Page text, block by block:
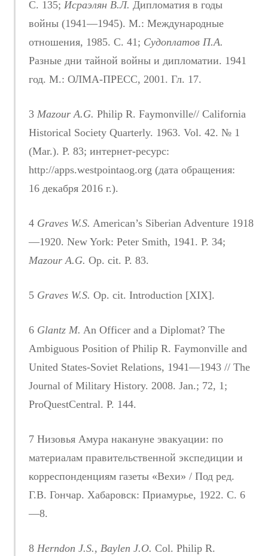
С. 135; Исраэлян В.Л. Дипломатия в годы
войны (1941—1945). М.: Международные
отношения, 1985. С. 41; Судоплатов П.А.
Разные дни тайной войны и дипломатии. 1941
год. М.: ОЛМА-ПРЕСС, 2001. Гл. 17.
3 Mazour A.G. Philip R. Faymonville// California
Historical Society Quarterly. 1963. Vol. 42. № 1
(Mar.). Р. 83; интернет-ресурс:
http://apps.westpointaog.org (дата обращения:
16 декабря 2016 г.).
4 Graves W.S. American’s Siberian Adventure 1918
—1920. New York: Peter Smith, 1941. Р. 34;
Mazour A.G. Op. cit. P. 83.
5 Graves W.S. Op. cit. Introduction [XIX].
6 Glantz M. An Officer and a Diplomat? The
Ambiguous Position of Philip R. Faymonville and
United States-Soviet Relations, 1941—1943 // The
Journal of Military History. 2008. Jan.; 72, 1;
ProQuestCentral. P. 144.
7 Низовья Амура накануне эвакуации: по
материалам правительственной экспедиции и
корреспонденциям газеты «Вехи» / Под ред.
Г.В. Гончар. Хабаровск: Приамурье, 1922. С. 6
—8.
8 Herndon J.S., Baylen J.O. Col. Philip R.